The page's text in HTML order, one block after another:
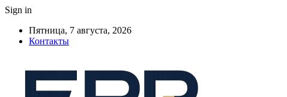
Sign in
Пятница, 7 августа, 2026
Контакты